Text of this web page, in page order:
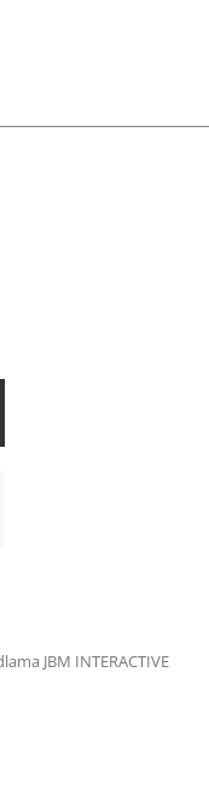
JBM INTERACTIVE